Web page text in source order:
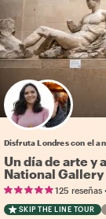
Disfruta Londres con el
Un día de arte y
National Gallery
125 reseñas
SKIP THE LINE TOUR